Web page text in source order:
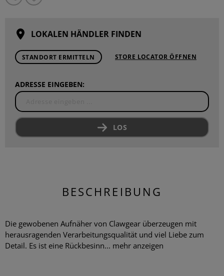
LOKALEN HÄNDLER FINDEN
STANDORT ERMITTELN STORE LOCATOR ÖFFNEN
ADRESSE EINGEBEN:
LOS
BESCHREIBUNG
Die gewobenen Aufnäher von Clawgear überzeugen mit
herausragenden Verarbeitungsqualität und viel Liebe zum
Detail. Es ist eine Rückbesinn... mehr anzeigen